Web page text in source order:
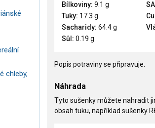
chleby,
Bílkoviny: 9.1 g
Tuky: 17.3 g
Sacharidy: 64.4 g
Sůl: 0.19 g
Popis potraviny se připravuje.
Náhrada
Tyto sušenky můžete nahradit
obsah tuku, například sušenky